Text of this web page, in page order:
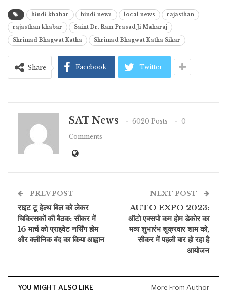
hindi khabar hindi news local news
rajasthan
rajasthan khabar
Saint Dr. Ram Prasad Ji Maharaj
Shrimad Bhagwat Katha
Shrimad Bhagwat Katha Sikar
Share Facebook Twitter
SAT News 6020 Posts
0
Comments
PREV POST
राइट टू हेल्थ बिल को लेकर
चिकित्सकों की बैठक: सीकर में
16 मार्च को प्राइवेट नर्सिंग होम
और क्लीनिक बंद का किया आह्वान
NEXT POST
AUTO EXPO 2023:
ऑटो एक्सपो कम होम डेकोर का
भव्य शुभारंभ शुक्रवार शाम को,
सीकर में पहली बार हो रहा है
आयोजन
YOU MIGHT ALSO LIKE More From Author